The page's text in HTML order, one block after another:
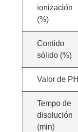
ionización
(%)
Contido
sólido (%)
Valor de PH
Tempo de
disolución
(min)